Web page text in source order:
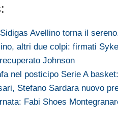
Avellino torna il
altri due colpi: firmati
Johnson
nel posticipo Serie A
Stefano Sardara nuovo
Fabi Shoes